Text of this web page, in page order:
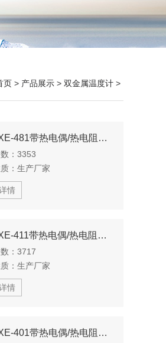
页 > 产品展示 > 双金属温度计 >
WSSXE-481带热电偶/热电阻双金属温度计
： 3353
： 生产厂家
情
WSSXE-411带热电偶/热电阻双金属温度计
： 3717
： 生产厂家
情
WSSXE-401带热电偶/热电阻双金属温度计